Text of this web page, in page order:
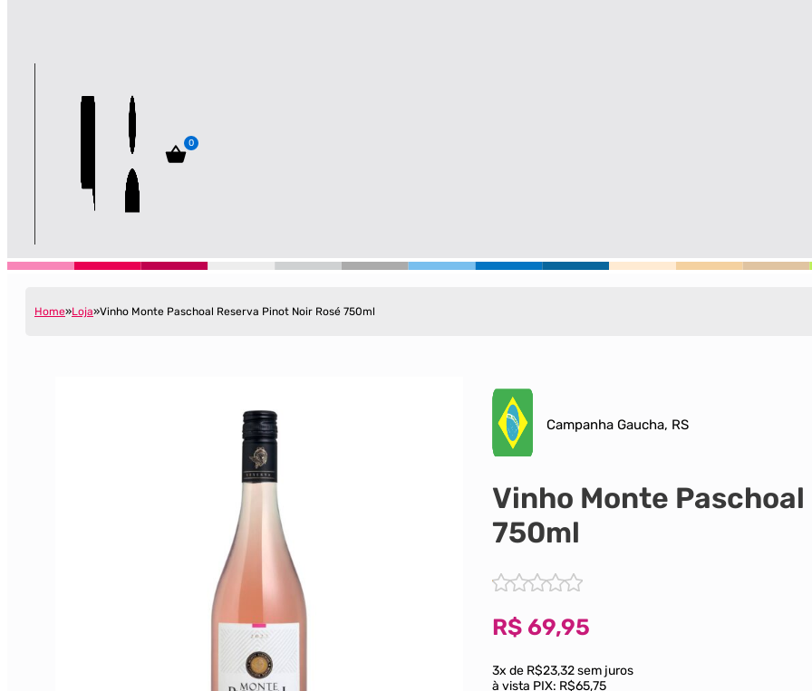
0
Home Loja Vinho Monte Paschoal Reserva Pinot Noir Rosé 750ml
Campanha Gaucha, RS
Vinho Monte
750ml
R$ 69,95
3x de R$23,32 sem juros
à vista PIX: R$65,75